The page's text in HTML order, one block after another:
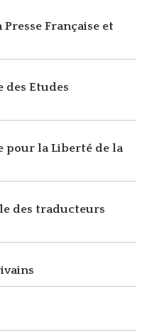
Française et
Etudes
pour la Liberté de la
des traducteurs